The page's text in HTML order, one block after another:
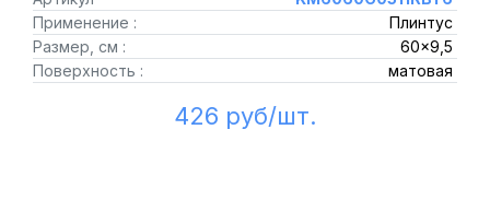
Применение :
Плинтус
Размер, см :
60x9,5
Поверхность :
матовая
426 руб/шт.